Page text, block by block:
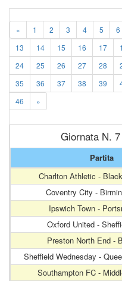
« 1 2 3 4 5 6
13
14 15 16 17
24
25 26 27 28
35
36 37 38 39
46
»
Giornata N.
Partita
Charlton Athletic -
Coventry City -
Ipswich Town -
Oxford United -
Preston North End -
Sheffield Wednesday -
Southampton FC -